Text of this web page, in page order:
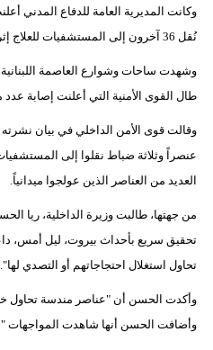
نُقل 36 آخرون إلى المستشفيات للعلاج إثر مواجهات الأمس.
وشهدت ساحات وشوارع العاصمة
طال القوى الأمنية التي أعلنت إصابة
عنصراً وثلاثة ضباط نقلوا إلى
العديد من العناصر الذين عولجوا ميدانياً.
من جهتها، طالبت وزيرة الداخلية، ريا
تحقيق سريع بأحداث بيروت، ليل أمس،
تحاول استغلال احتجاجاتهم أو التصدي لها".
وأكدت الحسن أن "عناصر مندسة تحاول
وأضافت الحسن أنها شاهدت المواجهات